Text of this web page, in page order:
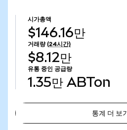
시가총액
$146.16만
거래량 (24시간)
$8.12만
유통 중인 공급량
1.35만 ABTon
통계 더 보기